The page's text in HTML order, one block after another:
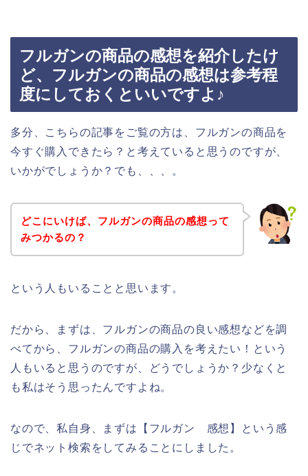
フルガンの商品の感想を紹介したけ
ど、フルガンの商品の感想は参考程
度にしておくといいですよ♪
多分、こちらの記事をご覧の方は、フルガンの商品を
今すぐ購入できたら？と考えていると思うのですが、
いかがでしょうか？でも、、、。
どこにいけば、フルガンの商品の感想って
みつかるの？
という人もいることと思います。
だから、まずは、フルガンの商品の良い感想などを調
べてから、フルガンの商品の購入を考えたい！という
人もいると思うのですが、どうでしょうか？少なくと
も私はそう思ったんですよね。
なので、私自身、まずは【フルガン 感想】という感
じでネット検索をしてみることにしました。